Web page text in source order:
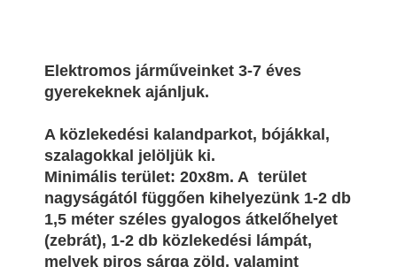
Elektromos járműveinket 3-7 éves
gyerekeknek ajánljuk.
A közlekedési kalandparkot, bójákkal,
szalagokkal jelöljük ki.
Minimális terület: 20x8m. A terület
nagyságától függően kihelyezünk 1-2 db
1,5 méter széles gyalogos átkelőhelyet
(zebrát), 1-2 db közlekedési lámpát,
melyek piros sárga zöld, valamint